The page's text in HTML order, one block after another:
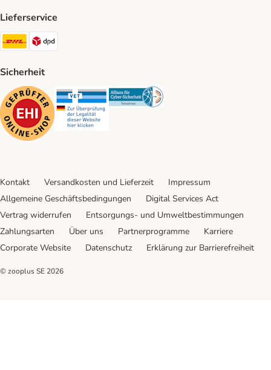
Lieferservice
DHL Shipping Method
Sicherheit
Security Security Security
Kontakt Versandkosten und Lieferzeit
Impressum
Allgemeine Geschäftsbedingungen
Digital Services Act
Vertrag widerrufen
Entsorgungs- und Umweltbestimmungen
Zahlungsarten
Über uns Partnerprogramme
Karriere
Corporate Website
Datenschutz Erklärung zur Barrierefreiheit
© zooplus SE 2026